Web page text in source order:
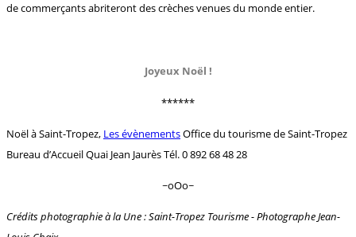
de commerçants abriteront des crèches venues du monde entier.
Joyeux Noël !
******
Noël à Saint-Tropez, Les évènementsOffice du tourisme de Saint-Tropez
Bureau d’Accueil Quai Jean Jaurès Tél. 0 892 68 48 28
~oOo~
Crédits photographie à la Une : Saint-Tropez Tourisme - Photographe Jean-